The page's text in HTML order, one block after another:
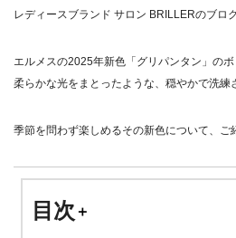
レディースブランド サロン BRILLERのブロ
エルメスの2025年新色「グリパンタン」のボ
柔らかな光をまとったような、穏やかで洗練
季節を問わず楽しめるその新色について、ご
目次